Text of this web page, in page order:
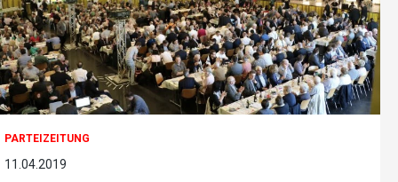
PARTEIZEITUNG
11.04.2019